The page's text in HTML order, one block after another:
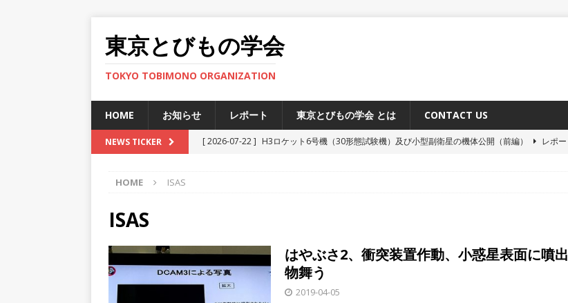
東京とびもの学会
TOKYO TOBIMONO ORGANIZATION
HOME お知らせ レポート 東京とびもの学会 とは CONTACT US
NEWS TICKER [ 2026-07-22 ] H3ロケット6号機（30形態試験機）及び小型副衛星の機体公開（前編）
レポー
[ 2026-07-30 ] H3ロケット6号機（30形態試験機）及び小型副衛星の機体公開（後編）
レポー
ト
HOME ISAS
ISAS
はやぶさ2、衝突装置作動、小惑星表面に噴出
物舞う
2019-04-05